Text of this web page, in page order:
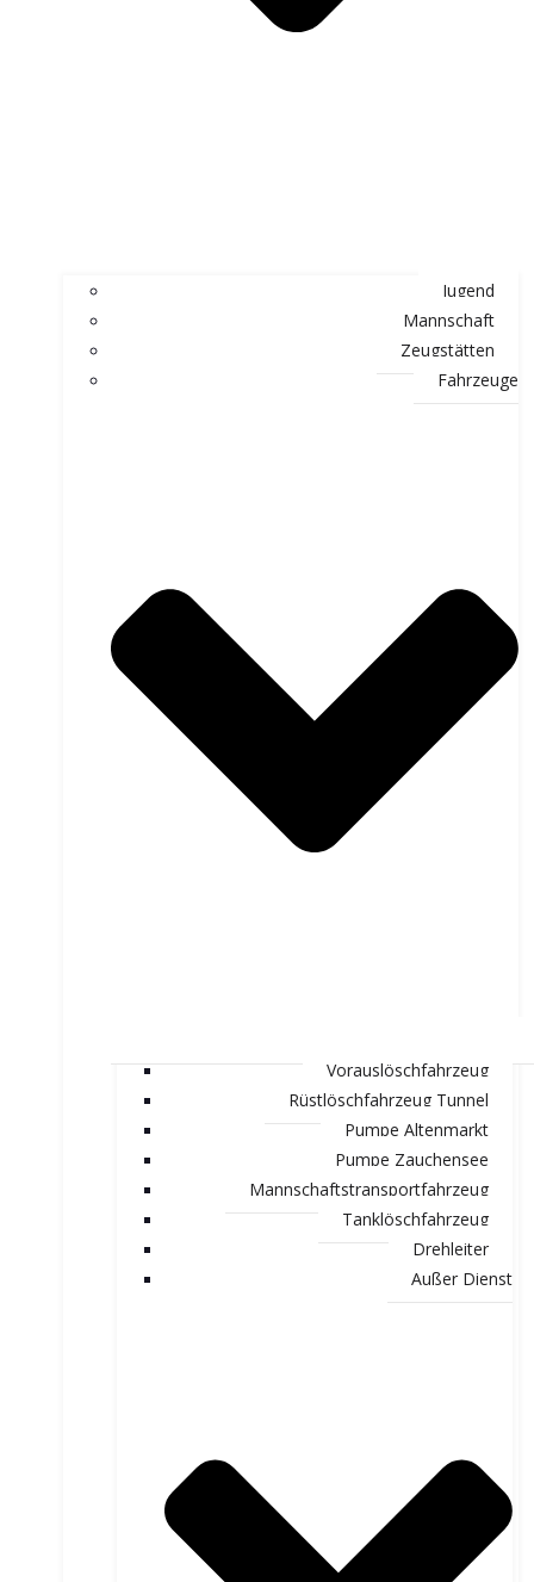
Jugend
Mannschaft
Zeugstätten
Fahrzeuge
Vorauslöschfahrzeug
Rüstlöschfahrzeug Tunnel
Pumpe Altenmarkt
Pumpe Zauchensee
Mannschaftstransportfahrzeug
Tanklöschfahrzeug
Drehleiter
Außer Dienst